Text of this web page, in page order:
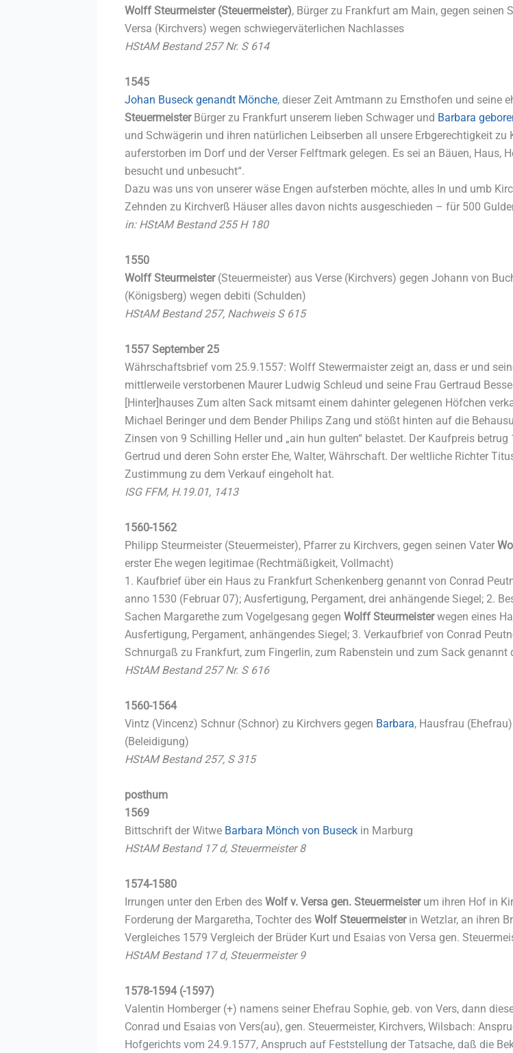
Wolff Steurmeister (Steuermeister), Bürger zu Frankfurt am Main, gegen seinen
Versa (Kirchvers) wegen schwiegerväterlichen Nachlasses
HStAM Bestand 257 Nr. S 614
1545
Johan Buseck genandt Mönche, dieser Zeit Amtmann zu Ernsthofen und seine
SteuermeisterBürger zu Frankfurt unserem lieben Schwager und Barbara
und Schwägerin und ihren natürlichen Leibserben all unsere Erbgerechtigkeit zu
auferstorben im Dorf und der Verser Felftmark gelegen. Es sei an Bäuen, Haus,
besucht und unbesucht“.
Dazu was uns von unserer wäse Engen aufsterben möchte, alles In und umb
Zehnden zu Kirchverß Häuser alles davon nichts ausgeschieden – für 500
in: HStAM Bestand 255 H 180
1550
Wolff Steurmeister (Steuermeister) aus Verse (Kirchvers) gegen Johann von
(Königsberg) wegen debiti (Schulden)
HStAM Bestand 257, Nachweis S 615
1557 September 25
Währschaftsbrief vom 25.9.1557: Wolff Stewermaister zeigt an, dass er und
mittlerweile verstorbenen Maurer Ludwig Schleud und seine Frau Gertraud
[Hinter]hauses Zum alten Sack mitsamt einem dahinter gelegenen Höfchen
Michael Beringer und dem Bender Philips Zang und stößt hinten auf die
Zinsen von 9 Schilling Heller und „ain hun gulten“ belastet. Der Kaufpreis
Gertrud und deren Sohn erster Ehe, Walter, Währschaft. Der weltliche Richter
Zustimmung zu dem Verkauf eingeholt hat.
ISG FFM, H.19.01, 1413
1560-1562
Philipp Steurmeister (Steuermeister), Pfarrer zu Kirchvers, gegen seinen Vater
erster Ehe wegen legitimae (Rechtmäßigkeit, Vollmacht)
1. Kaufbrief über ein Haus zu Frankfurt Schenkenberg genannt von Conrad
anno 1530 (Februar 07); Ausfertigung, Pergament, drei anhängende Siegel; 2.
Sachen Margarethe zum Vogelgesang gegen Wolff Steurmeisterwegen eines
Ausfertigung, Pergament, anhängendes Siegel; 3. Verkaufbrief von Conrad
Schnurgaß zu Frankfurt, zum Fingerlin, zum Rabenstein und zum Sack
HStAM Bestand 257 Nr. S 616
1560-1564
Vintz (Vincenz) Schnur (Schnor) zu Kirchvers gegen Barbara, Hausfrau
(Beleidigung)
HStAM Bestand 257, S 315
posthum
1569
Bittschrift der Witwe Barbara Mönch von Buseck in Marburg
HStAM Bestand 17 d, Steuermeister 8
1574-1580
Irrungen unter den Erben des Wolf v. Versa gen. Steuermeisterum ihren Hof in
Forderung der Margaretha, Tochter des Wolf Steuermeisterin Wetzlar, an ihren
Vergleiches 1579 Vergleich der Brüder Kurt und Esaias von Versa gen.
HStAM Bestand 17 d, Steuermeister 9
1578-1594 (-1597)
Valentin Homberger (+) namens seiner Ehefrau Sophie, geb. von Vers, dann
Conrad und Esaias von Vers(au), gen. Steuermeister, Kirchvers, Wilsbach:
Hofgerichts vom 24.9.1577, Anspruch auf Feststellung der Tatsache, daß die